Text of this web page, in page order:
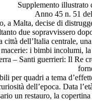
Supplemento illustrato
Anno 45 n. 51
Malta, decise di
due sopravvissero
dell’Italia centrale,
i bimbi incolumi,
– Santi guerrieri: Il Re
per quadri a tema
dell’epoca. Data
un restauro, la